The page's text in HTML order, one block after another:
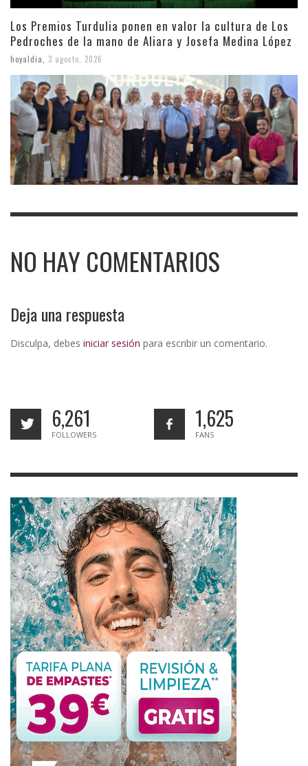
Los Premios Turdulia ponen en valor la cultura de Los
Pedroches de la mano de Aliara y Josefa Medina López
hoyaldia 3 agosto, 2026
NO HAY COMENTARIOS
Deja una respuesta
Disculpa, debes iniciar sesión para escribir un comentario.
6,261
FOLLOWERS
1,625
FANS